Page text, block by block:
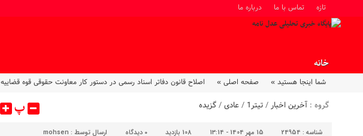
تازه تماس با ما درباره ما
خانه
شما اینجا هستید » صفحه اصلی » اصلاح قانون دفاتر اسناد رسمی در دستور کار معاونت حقوقی قوه قضاییه
گروه : آخرین اخبار/تیتر1 /عادی/گزیده پ
شناسه : 24954 15 مهر 1404 - 13:14 108 بازدید ۰ دیدگاه ارسال توسط : mohsen